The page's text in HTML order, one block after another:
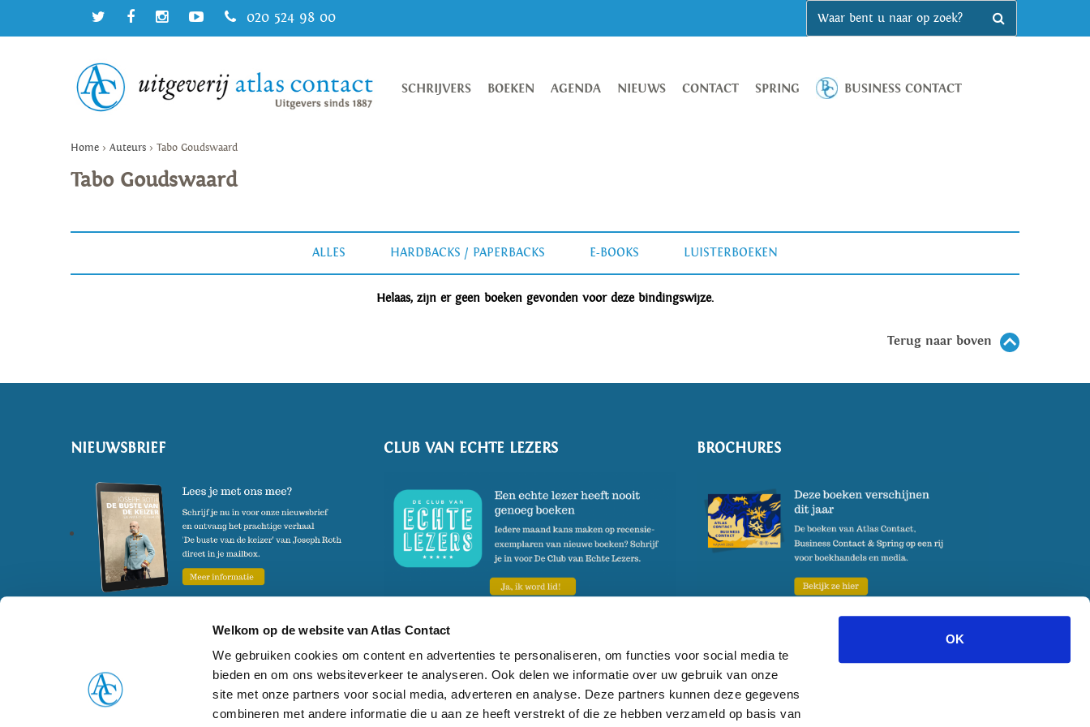
Welkom op de website van Atlas Contact
We gebruiken cookies om content en advertenties te personaliseren, om functies voor social media te
bieden en om ons websiteverkeer te analyseren. Ook delen we informatie over uw gebruik van onze
site met onze partners voor social media, adverteren en analyse. Deze partners kunnen deze gegevens
combineren met andere informatie die u aan ze heeft verstrekt of die ze hebben verzameld op basis van
OK
020 524 98 00
SCHRIJVERS BOEKEN AGENDA NIEUWS CONTACT SPRING BUSINESS CONTACT
Home > Auteurs > Tabo Goudswaard
Tabo Goudswaard
ALLES HARDBACKS / PAPERBACKS E-BOOKS LUISTERBOEKEN
Helaas, zijn er geen boeken gevonden voor deze bindingswijze.
Terug naar boven
NIEUWSBRIEF CLUB VAN ECHTE LEZERS BROCHURES
© 2026 Atlas Contact Alle rechten voorbehouden Disclaimer Cookies Cookie instellingen Privacy statement T:020 524 98 00 E:info@atlascontact.nl